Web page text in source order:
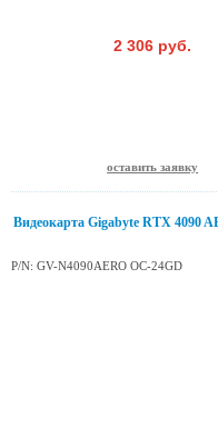
2 306 руб.
оставить заявку
Видеокарта Gigabyte RTX 4090
P/N: GV-N4090AERO OC-24GD